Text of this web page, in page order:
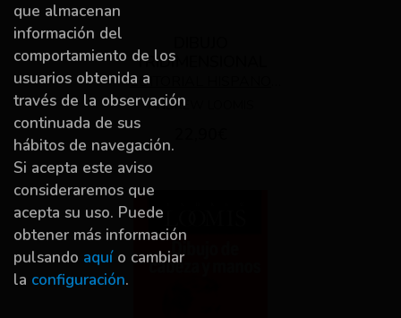
TRIDIMENSIONAL
EDITORIAL HISPANO
AMERICANA DEL
ANDREW LOOMIS
que almacenan
información del
comportamiento de los
usuarios obtenida a
través de la observación
continuada de sus
hábitos de navegación.
Si acepta este aviso
consideraremos que
acepta su uso. Puede
obtener más información
pulsando aquío cambiar
la configuración.